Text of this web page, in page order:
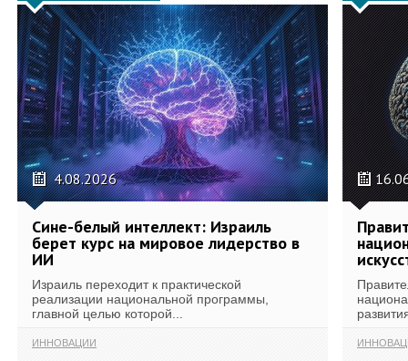
4.08.2026
Сине-белый интеллект: Израиль
берет курс на мировое лидерство в
ИИ
Израиль переходит к практической
реализации национальной программы,
главной целью которой...
ИННОВАЦИИ